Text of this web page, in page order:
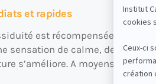
et rapides
est récompensée. Le
sensation de calme, de
s’améliore. A moyens